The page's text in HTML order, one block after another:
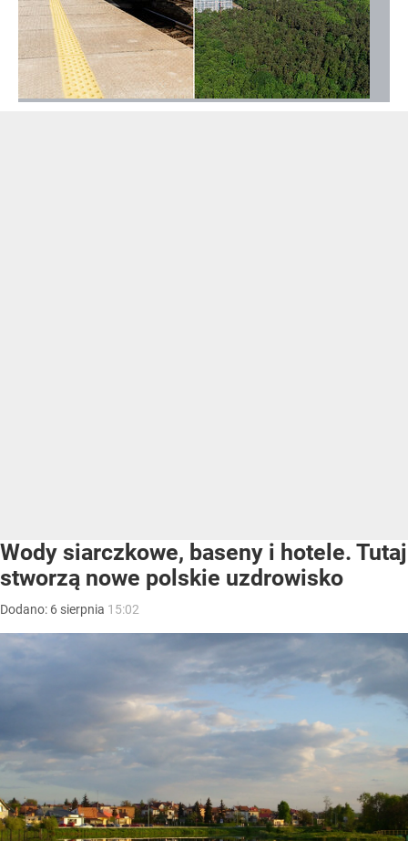
Wody siarczkowe, baseny i hotele. Tutaj
stworzą nowe polskie uzdrowisko
Dodano: 6 sierpnia 15:02